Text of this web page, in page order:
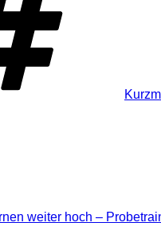
weiter hoch –